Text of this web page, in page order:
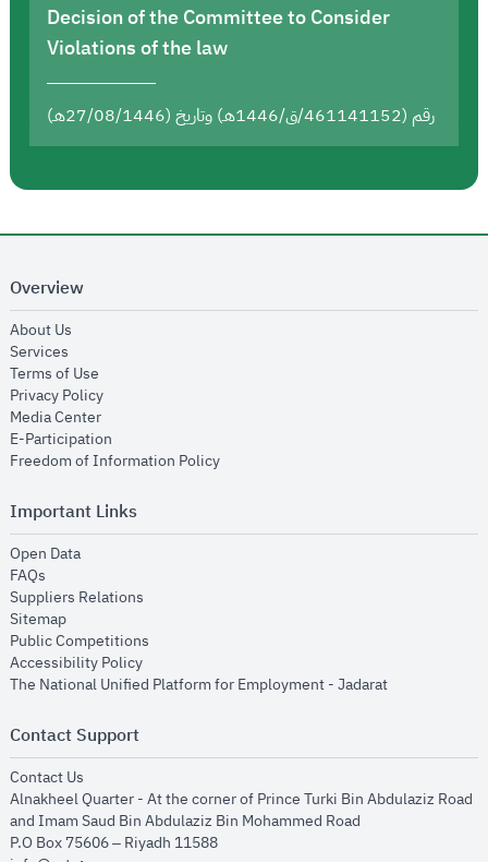
Decision of the Committee to Consider
Violations of the law
رقم (461141152/ق/1446هـ) وتاريخ (27/08/1446هـ)
Overview
About Us
Services
Terms of Use
Privacy Policyopens in new window
Media Centeropens in new window
E-Participation
Freedom of Information Policyopens in new window
Important Links
Open Dataopens in new window
FAQs
Suppliers Relations
Sitemapopens in new window
Public Competitions
Accessibility Policyopens in new window
The National Unified Platform for Employment - Jadaratopens in new
Contact Support
Contact Us
Alnakheel Quarter - At the corner of Prince Turki Bin Abdulaziz Road
and Imam Saud Bin Abdulaziz Bin Mohammed Road​
P.O Box 75606 – Riyadh 11588